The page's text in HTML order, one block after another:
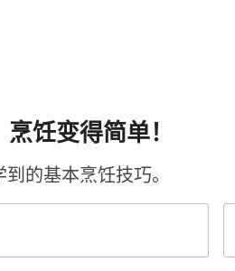
饪变得简单！
的基本烹饪技巧。